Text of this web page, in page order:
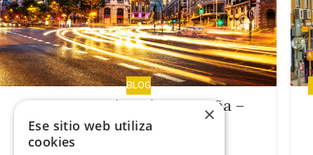
BLOG
Turismo cultural en España –
Parte I
×
Ese sitio web utiliza
cookies